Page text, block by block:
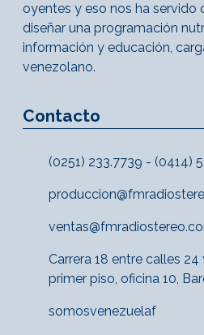
oyentes y eso nos ha servido
diseñar una programación
información y educación,
venezolano.
Contacto
(0251) 233.7739 - (0414)
Carrera 18 entre calles 24
primer piso, oficina 10,
somosvenezuelaf